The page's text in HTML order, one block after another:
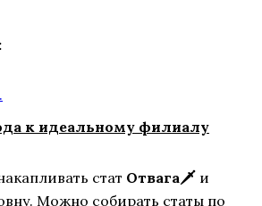
к идеальному филиалу
стат Отвага🗡️ и
Можно собирать статы по